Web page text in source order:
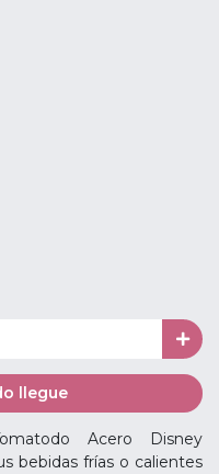
llegue
Acero Disney
bebidas frías o calientes